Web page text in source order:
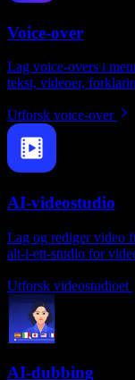
Voice-over
Lag voice-overs i
tekst, videoer,
Utforsk voice-over
AI-videostudio
Lag og rediger video
alt-i-ett-studio for
Utforsk videostudioet
AI-dubbing